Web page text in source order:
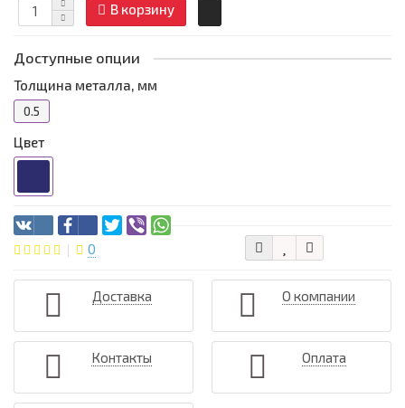
В корзину
Доступные опции
Толщина металла, мм
0.5
Цвет
0
Доставка О компании
Контакты Оплата